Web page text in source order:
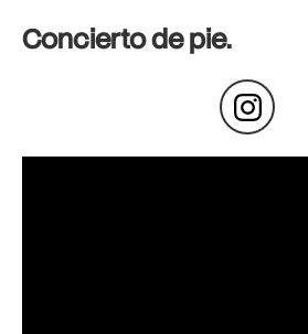
Concierto de pie.